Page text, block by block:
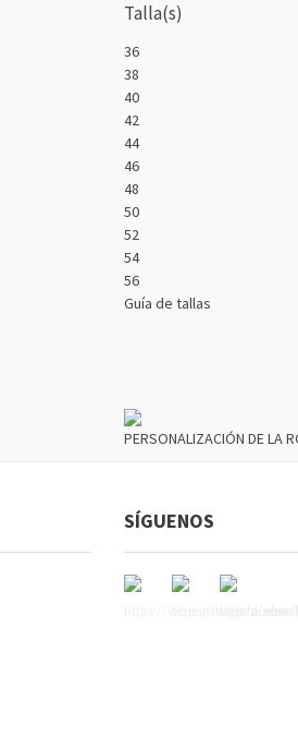
Talla(s)
36
38
40
42
44
46
48
50
52
54
56
Guía de tallas
PERSONALIZACIÓN DE LA
SÍGUENOS